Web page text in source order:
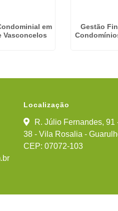
em
Vasconcelos
Gestão
Localização
R. Júlio Fernandes, 91
38 - Vila Rosalia -
CEP: 07072-103